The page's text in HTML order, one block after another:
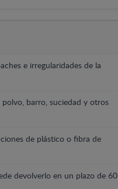
e irregularidades de la
barro, suciedad y otros
de plástico o fibra de
devolverlo en un plazo de 60